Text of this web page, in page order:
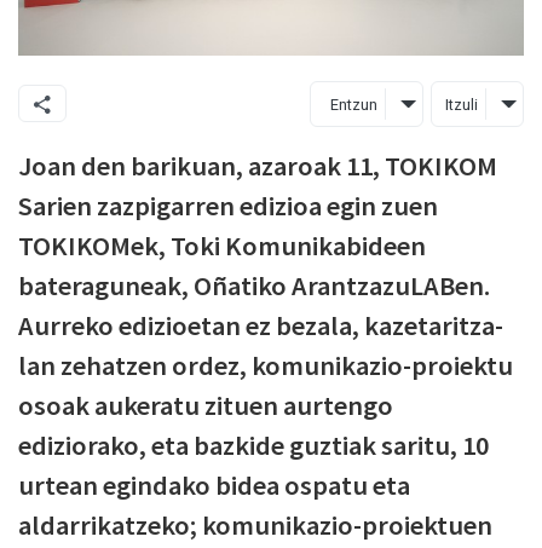
Entzun Itzuli
Joan den barikuan, azaroak 11, TOKIKOM
Sarien zazpigarren edizioa egin zuen
TOKIKOMek, Toki Komunikabideen
bateraguneak, Oñatiko ArantzazuLABen.
Aurreko edizioetan ez bezala, kazetaritza-
lan zehatzen ordez, komunikazio-proiektu
osoak aukeratu zituen aurtengo
ediziorako, eta bazkide guztiak saritu, 10
urtean egindako bidea ospatu eta
aldarrikatzeko; komunikazio-proiektuen